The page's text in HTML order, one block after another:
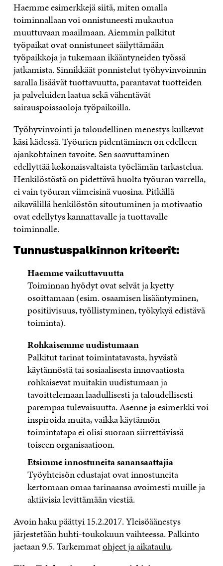
Haemme esimerkkejä siitä, miten omalla
toiminnallaan voi onnistuneesti mukautua
muuttuvaan maailmaan. Aiemmin palkitut
työpaikat ovat onnistuneet säilyttämään
työpaikkoja ja tukemaan ikääntyneiden työssä
jatkamista. Sinnikkäät ponnistelut työhyvinvoinnin
saralla lisäävät tuottavuutta, parantavat tuotteiden
ja palveluiden laatua sekä vähentävät
sairauspoissaoloja työpaikoilla.
Työhyvinvointi ja taloudellinen menestys kulkevat
käsi kädessä. Työurien pidentäminen on edelleen
ajankohtainen tavoite. Sen saavuttaminen
edellyttää kokonaisvaltaista työelämän tarkastelua.
Henkilöstöstä on pidettävä huolta työuran varrella,
ei vain työuran viimeisinä vuosina. Pitkällä
aikavälillä henkilöstön sitoutuminen ja motivaatio
ovat edellytys kannattavalle ja tuottavalle
toiminnalle.
Tunnustuspalkinnon kriteerit:
Haemme vaikuttavuutta
Toiminnan hyödyt ovat selvät ja kyetty
osoittamaan (esim. osaamisen lisääntyminen,
positiivisuus, työllistyminen, työkykyä edistävä
toiminta).
Rohkaisemme uudistumaan
Palkitut tarinat toimintatavasta, hyvästä
käytännöstä tai sosiaalisesta innovaatiosta
rohkaisevat muitakin uudistumaan ja
tavoittelemaan laadullisesti ja taloudellisesti
parempaa tulevaisuutta. Asenne ja esimerkki voi
inspiroida muita, vaikka käytännön
toimintatapa ei olisi suoraan siirrettävissä
toiseen organisaatioon.
Etsimme innostuneita sanansaattajia
Työyhteisön edustajat ovat innostuneita
kertomaan omaa tarinaansa avoimesti muille ja
aktiivisia levittämään viestiä.
Avoin haku päättyi 15.2.2017. Yleisöäänestys
järjestetään huhti-toukokuun vaihteessa. Palkinto
jaetaan 9.5. Tarkemmatohjeet ja aikataulu.